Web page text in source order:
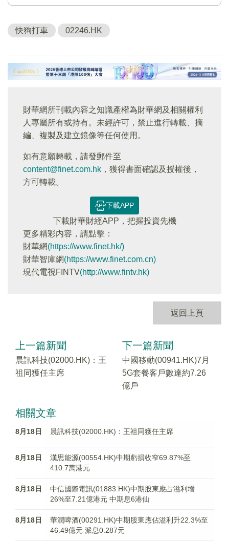
快狗打車 02246.HK
財華網所刊載內容之知識產權為財華網及相關權利
人專屬所有或持有。未經許可，禁止進行轉載、摘
編、複製及建立鏡像等任何使用。
如有意願轉載，請發郵件至
content@finet.com.hk ，獲得書面確認及授權後，
方可轉載。
下載APP
下載財華財經APP，把握投資先機
更多精彩内容，請點擊：
財華網(https://www.finet.hk/)
財華智庫網(https://www.finet.com.cn)
現代電視FINTV(http://www.fintv.hk)
返回上頁
上一篇新聞
晨訊科技(02000.HK)：王
祖同獲任主席
下一篇新聞
中國移動(00941.HK)7月
5G套餐客戶數達約7.26
億戶
相關文章
8月18日 晨訊科技(02000.HK)：王祖同獲任主席
8月18日
漢思能源(00554.HK)中期虧損收窄69.87%至
410.7萬港元
8月18日
中信國際電訊(01883.HK)中期股東應占溢利增
26%至7.21億港元 中期息6港仙
8月18日
華潤啤酒(00291.HK)中期股東應佔溢利升22.3%至
46.49億元 派息0.287元